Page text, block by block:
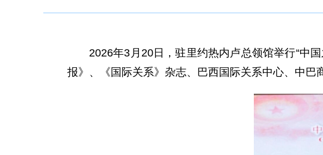
2026年3月20日，驻里约热内卢总领馆举行“中
报》、《国际关系》杂志、巴西国际关系中心、中巴